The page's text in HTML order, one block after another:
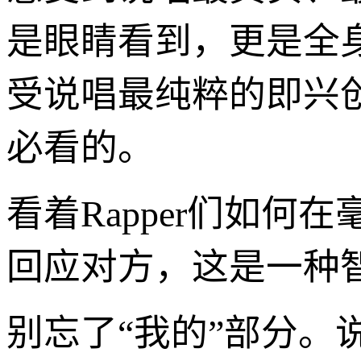
是眼睛看到，更是全
受说唱最纯粹的即兴
必看的。
看着Rapper们如何
回应对方，这是一种
别忘了“我的”部分。